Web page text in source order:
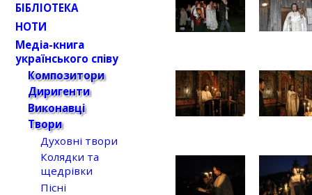
БІБЛІОТЕКА
НОТИ
Медіа-книга
українського співу
Композитори
Диригенти
Виконавці
Твори
Духовні твори
Колядки та
щедрівки
Пісні